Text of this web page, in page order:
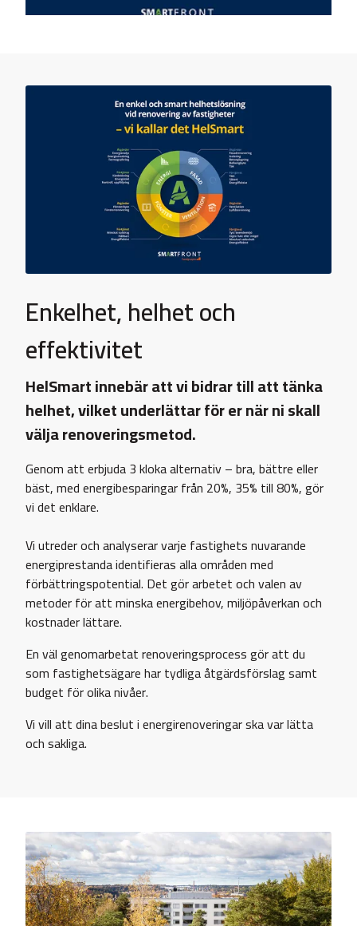
Enkelhet, helhet och
effektivitet
HelSmart innebär att vi bidrar till att tänka
helhet, vilket underlättar för er när ni skall
välja renoveringsmetod.
Genom att erbjuda 3 kloka alternativ – bra, bättre eller
bäst, med energibesparingar från 20%, 35% till 80%, gör
vi det enklare.
Vi utreder och analyserar varje fastighets nuvarande
energiprestanda identifieras alla områden med
förbättringspotential. Det gör arbetet och valen av
metoder för att minska energibehov, miljöpåverkan och
kostnader lättare.
En väl genomarbetat renoveringsprocess gör att du
som fastighetsägare har tydliga åtgärdsförslag samt
budget för olika nivåer.
Vi vill att dina beslut i energirenoveringar ska var lätta
och sakliga.